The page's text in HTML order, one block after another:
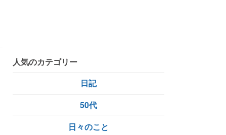
人気のカテゴリー
日記
50代
日々のこと